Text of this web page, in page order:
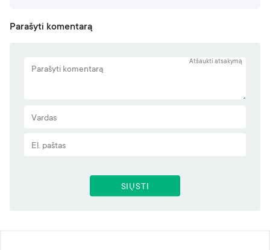
Parašyti komentarą
Atšaukti atsakymą
SIŲSTI